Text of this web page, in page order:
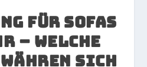
FÜR SOFAS
– WELCHE
SICH